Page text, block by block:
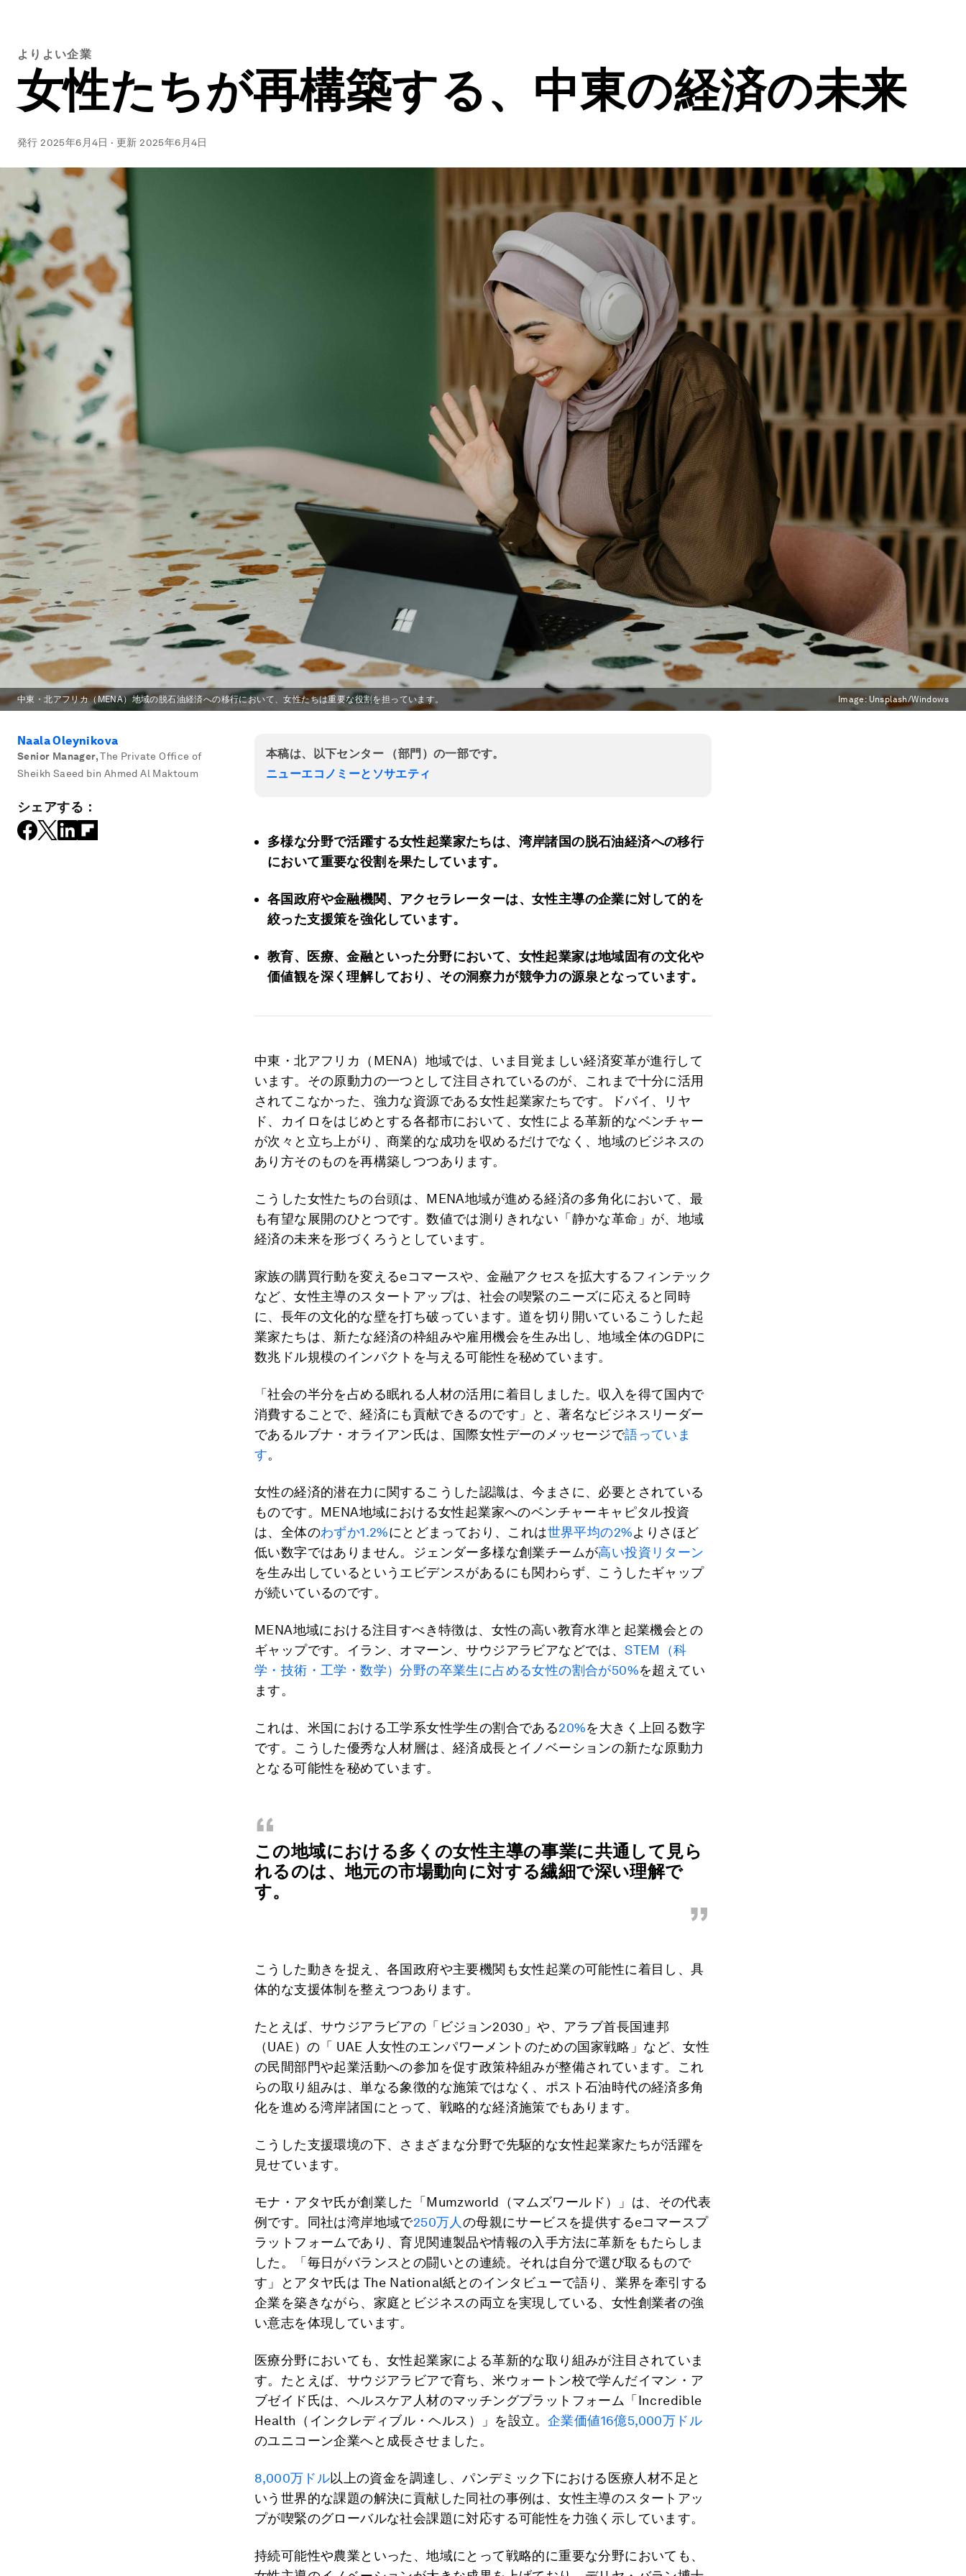
よりよい企業
女性たちが再構築する、中東の経済の未来
発行2025年6月4日 ·更新2025年6月4日
中東・北アフリカ（MENA）地域の脱石油経済への移行において、女性たちは重要な役割を担っています。 Image: Unsplash/Windows
Naala Oleynikova
Senior Manager, The Private Office of
Sheikh Saeed bin Ahmed Al Maktoum
シェアする：
本稿は、以下センター （部門）の一部です。
ニューエコノミーとソサエティ
多様な分野で活躍する女性起業家たちは、湾岸諸国の脱石油経済への移行
において重要な役割を果たしています。
各国政府や金融機関、アクセラレーターは、女性主導の企業に対して的を
絞った支援策を強化しています。
教育、医療、金融といった分野において、女性起業家は地域固有の文化や
価値観を深く理解しており、その洞察力が競争力の源泉となっています。
中東・北アフリカ（MENA）地域では、いま目覚ましい経済変革が進行して
います。その原動力の一つとして注目されているのが、これまで十分に活用
されてこなかった、強力な資源である女性起業家たちです。ドバイ、リヤ
ド、カイロをはじめとする各都市において、女性による革新的なベンチャー
が次々と立ち上がり、商業的な成功を収めるだけでなく、地域のビジネスの
あり方そのものを再構築しつつあります。
こうした女性たちの台頭は、MENA地域が進める経済の多角化において、最
も有望な展開のひとつです。数値では測りきれない「静かな革命」が、地域
経済の未来を形づくろうとしています。
家族の購買行動を変えるeコマースや、金融アクセスを拡大するフィンテック
など、女性主導のスタートアップは、社会の喫緊のニーズに応えると同時
に、長年の文化的な壁を打ち破っています。道を切り開いているこうした起
業家たちは、新たな経済の枠組みや雇用機会を生み出し、地域全体のGDPに
数兆ドル規模のインパクトを与える可能性を秘めています。
「社会の半分を占める眠れる人材の活用に着目しました。収入を得て国内で
消費することで、経済にも貢献できるのです」と、著名なビジネスリーダー
であるルブナ・オライアン氏は、国際女性デーのメッセージで語っていま
す。
女性の経済的潜在力に関するこうした認識は、今まさに、必要とされている
ものです。MENA地域における女性起業家へのベンチャーキャピタル投資
は、全体のわずか1.2%にとどまっており、これは世界平均の2%よりさほど
低い数字ではありません。ジェンダー多様な創業チームが高い投資リターン
を生み出しているというエビデンスがあるにも関わらず、こうしたギャップ
が続いているのです。
MENA地域における注目すべき特徴は、女性の高い教育水準と起業機会との
ギャップです。イラン、オマーン、サウジアラビアなどでは、STEM（科
学・技術・工学・数学）分野の卒業生に占める女性の割合が50%を超えてい
ます。
これは、米国における工学系女性学生の割合である20%を大きく上回る数字
です。こうした優秀な人材層は、経済成長とイノベーションの新たな原動力
となる可能性を秘めています。
“
この地域における多くの女性主導の事業に共通して見ら
れるのは、地元の市場動向に対する繊細で深い理解で
す。
”
こうした動きを捉え、各国政府や主要機関も女性起業の可能性に着目し、具
体的な支援体制を整えつつあります。
たとえば、サウジアラビアの「ビジョン2030」や、アラブ首長国連邦
（UAE）の「 UAE 人女性のエンパワーメントのための国家戦略」など、女性
の民間部門や起業活動への参加を促す政策枠組みが整備されています。これ
らの取り組みは、単なる象徴的な施策ではなく、ポスト石油時代の経済多角
化を進める湾岸諸国にとって、戦略的な経済施策でもあります。
こうした支援環境の下、さまざまな分野で先駆的な女性起業家たちが活躍を
見せています。
モナ・アタヤ氏が創業した「Mumzworld（マムズワールド）」は、その代表
例です。同社は湾岸地域で250万人 の母親にサービスを提供するeコマースプ
ラットフォームであり、育児関連製品や情報の入手方法に革新をもたらしま
した。「毎日がバランスとの闘いとの連続。それは自分で選び取るもので
す」とアタヤ氏は The National紙とのインタビューで語り、業界を牽引する
企業を築きながら、家庭とビジネスの両立を実現している、女性創業者の強
い意志を体現しています。
医療分野においても、女性起業家による革新的な取り組みが注目されていま
す。たとえば、サウジアラビアで育ち、米ウォートン校で学んだイマン・ア
ブゼイド氏は、ヘルスケア人材のマッチングプラットフォーム「Incredible
Health（インクレディブル・ヘルス）」を設立。 企業価値16億5,000万ドル
のユニコーン企業へと成長させました。
8,000万ドル以上の資金を調達し、パンデミック下における医療人材不足と
いう世界的な課題の解決に貢献した同社の事例は、女性主導のスタートアッ
プが喫緊のグローバルな社会課題に対応する可能性を力強く示しています。
持続可能性や農業といった、地域にとって戦略的に重要な分野においても、